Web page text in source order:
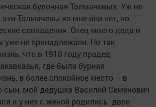
булочная Толмачевых. Уж не
Толмачевы ко мне или нет, но
совпадения. Отец моего деда и
уже не принадлежали. Но так
что в 1918 году прадед
где была бурная
в более спокойное место – в
сын, мой дедушка Василий Семенович
и у них с женой родились двое